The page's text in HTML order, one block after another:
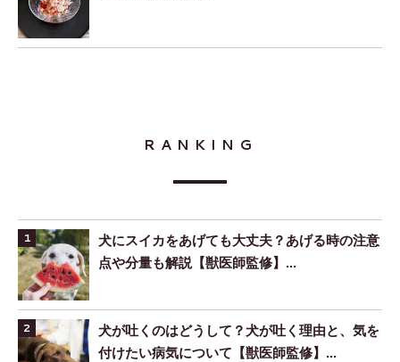
RANKING
犬にスイカをあげても大丈夫？あげる時の注意
点や分量も解説【獣医師監修】...
犬が吐くのはどうして？犬が吐く理由と、気を
付けたい病気について【獣医師監修】...